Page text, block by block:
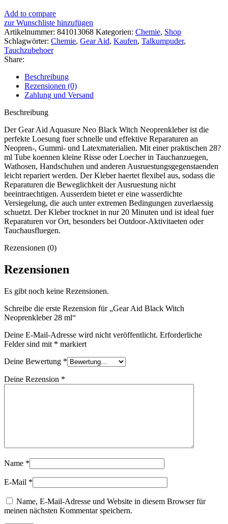
Witch
Neoprenkleber
28
ml
Menge
Add to compare
zur Wunschliste hinzufügen
Artikelnummer: 841013068 Kategorien: Chemie, Shop
Schlagwörter: Chemie, Gear Aid, Kaufen, Talkumpuder,
Tauchzubehoer
Share:
Beschreibung
Rezensionen (0)
Zahlung und Versand
Beschreibung
Der Gear Aid Aquasure Neo Black Witch Neoprenkleber ist die
perfekte Loesung fuer schnelle und effektive Reparaturen an
Neopren-, Gummi- und Latexmaterialien. Mit einer praktischen 28?
ml Tube koennen kleine Risse oder Loecher in Tauchanzuegen,
Wathosen, Handschuhen und anderen Ausruestungsgegenstaenden
leicht repariert werden. Der Kleber haertet flexibel aus, sodass die
Reparaturen die Beweglichkeit der Ausruestung nicht
beeintraechtigen. Ausserdem bietet er eine wasserdichte
Versiegelung, die auch unter extremen Bedingungen zuverlaessig
schuetzt. Der Kleber trocknet in nur 20 Minuten und ist ideal fuer
Reparaturen vor Ort, besonders bei Outdoor-Aktivitaeten oder
Tauchausfluegen.
Rezensionen (0)
Rezensionen
Es gibt noch keine Rezensionen.
Schreibe die erste Rezension für „Gear Aid Black Witch
Neoprenkleber 28 ml“
Deine E-Mail-Adresse wird nicht veröffentlicht. Erforderliche
Felder sind mit * markiert
Deine Bewertung *
Deine Rezension *
Name *
E-Mail *
Name, E-Mail-Adresse und Website in diesem Browser für
meinen nächsten Kommentar speichern.